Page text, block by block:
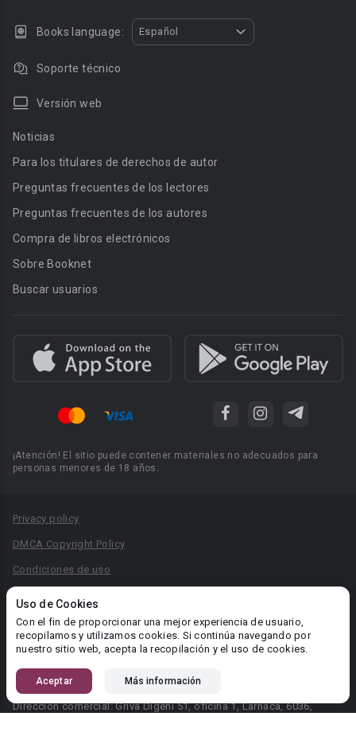
Uso de Cookies
Con el fin de proporcionar una mejor experiencia de usuario,
recopilamos y utilizamos cookies. Si continúa navegando por
nuestro sitio web, acepta la recopilación y el uso de cookies.
Aceptar Más información
Books language: Español
Soporte técnico
Versión web
Noticias
Para los titulares de derechos de autor
Preguntas frecuentes de los lectores
Preguntas frecuentes de los autores
Compra de libros electrónicos
Sobre Booknet
Buscar usuarios
¡Atención! El sitio puede contener materiales no adecuados para
personas menores de 18 años.
Privacy policy
DMCA Copyright Policy
Condiciones de uso
Reglas para la publicación de libros
Área RR.PP.: pr@booknet.com
© 2026 Booknet. Todos los derechos reservados.
Dirección comercial: Griva Digeni 51, oficina 1, Larnaca, 6036,